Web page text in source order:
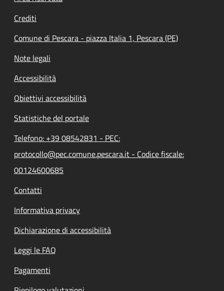
Crediti
Comune di Pescara - piazza Italia 1, Pescara (PE)
Note legali
Accessibilità
Obiettivi accessibilità
Statistiche del portale
Telefono: +39 08542831 - PEC:
protocollo@pec.comune.pescara.it - Codice fiscale:
00124600685
Contatti
Informativa privacy
Dichiarazione di accessibilità
Leggi le FAQ
Pagamenti